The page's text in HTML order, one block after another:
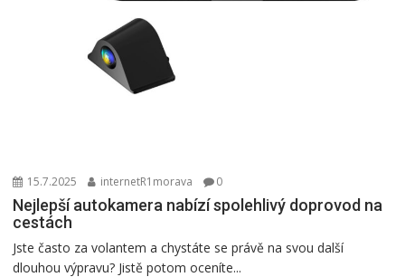
15.7.2025 internetR1morava 0
Nejlepší autokamera nabízí spolehlivý doprovod na
cestách
Jste často za volantem a chystáte se právě na svou další
dlouhou výpravu? Jistě potom oceníte...